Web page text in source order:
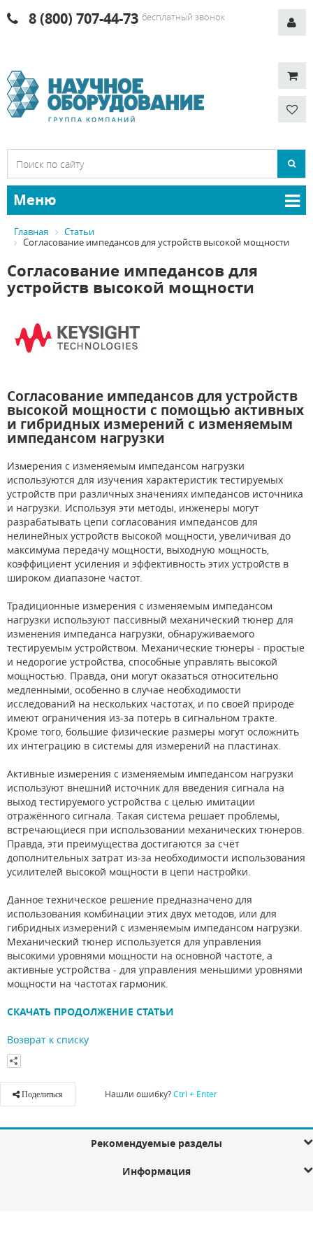
8 (800) 707-44-73 бесплатный звонок
Меню
Главная
Статьи
Согласование импедансов для устройств высокой мощности
Согласование импедансов для
устройств высокой мощности
Согласование импедансов для устройств
высокой мощности с помощью активных
и гибридных измерений с изменяемым
импедансом нагрузки
Измерения с изменяемым импедансом нагрузки
используются для изучения характеристик тестируемых
устройств при различных значениях импедансов источника
и нагрузки. Используя эти методы, инженеры могут
разрабатывать цепи согласования импедансов для
нелинейных устройств высокой мощности, увеличивая до
максимума передачу мощности, выходную мощность,
коэффициент усиления и эффективность этих устройств в
широком диапазоне частот.
Традиционные измерения с изменяемым импедансом
нагрузки используют пассивный механический тюнер для
изменения импеданса нагрузки, обнаруживаемого
тестируемым устройством. Механические тюнеры - простые
и недорогие устройства, способные управлять высокой
мощностью. Правда, они могут оказаться относительно
медленными, особенно в случае необходимости
исследований на нескольких частотах, и по своей природе
имеют ограничения из-за потерь в сигнальном тракте.
Кроме того, большие физические размеры могут осложнить
их интеграцию в системы для измерений на пластинах.
Активные измерения с изменяемым импедансом нагрузки
используют внешний источник для введения сигнала на
выход тестируемого устройства с целью имитации
отражённого сигнала. Такая система решает проблемы,
встречающиеся при использовании механических тюнеров.
Правда, эти преимущества достигаются за счёт
дополнительных затрат из-за необходимости использования
усилителей высокой мощности в цепи настройки.
Данное техническое решение предназначено для
использования комбинации этих двух методов, или для
гибридных измерений с изменяемым импедансом нагрузки.
Механический тюнер используется для управления
высокими уровнями мощности на основной частоте, а
активные устройства - для управления меньшими уровнями
мощности на частотах гармоник.
СКАЧАТЬ ПРОДОЛЖЕНИЕ СТАТЬИ
Возврат к списку
Поделиться Нашли ошибку?Ctrl + Enter
Рекомендуемые разделы
Информация